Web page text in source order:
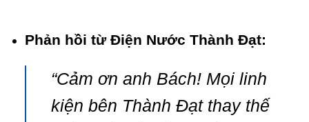
Phản hồi từ Điện Nước Thành Đạt:
“Cảm ơn anh Bách! Mọi linh
kiện bên Thành Đạt thay thế